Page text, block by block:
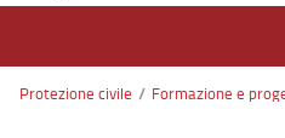
Protezione civile / Formazione e